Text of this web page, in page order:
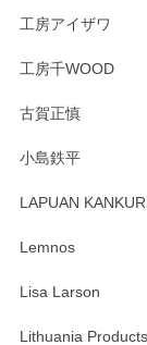
す。 素敵な湯
たm(_)m
います
工房アイザワ
工房千WOOD
古賀正慎
小島鉄平
LAPUAN
Lemnos
Lisa Larson
Lithuania Products